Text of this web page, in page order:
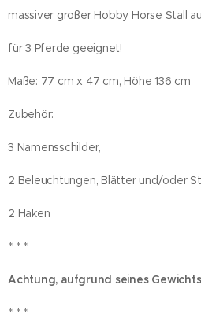
massiver großer Hobby Horse Stall
für 3 Pferde geeignet!
Maße: 77 cm x 47 cm, Höhe 136 cm
Zubehör:
3 Namensschilder,
2 Beleuchtungen, Blätter und/oder
2 Haken
* * *
Achtung, aufgrund seines
* * *